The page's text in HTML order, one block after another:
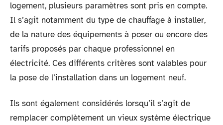
logement, plusieurs paramètres sont pris en compte.
Il s’agit notamment du type de chauffage à installer,
de la nature des équipements à poser ou encore des
tarifs proposés par chaque professionnel en
électricité. Ces différents critères sont valables pour
la pose de l’installation dans un logement neuf.
Ils sont également considérés lorsqu’il s’agit de
remplacer complètement un vieux système électrique